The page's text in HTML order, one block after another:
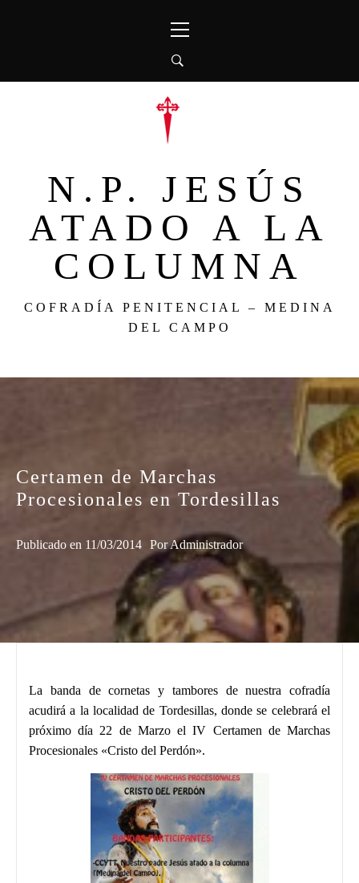
principal
N.P. JESÚS
ATADO A LA
COLUMNA
COFRADÍA PENITENCIAL – MEDINA
DEL CAMPO
Certamen de Marchas
Procesionales en Tordesillas
Publicado en 11/03/2014 PorAdministrador
La banda de cornetas y tambores de nuestra cofradía
acudirá a la localidad de Tordesillas, donde se celebrará el
próximo día 22 de Marzo el IV Certamen de Marchas
Procesionales «Cristo del Perdón».